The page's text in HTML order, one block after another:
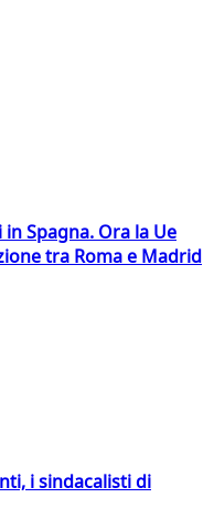
Spagna. Ora la Ue
tra Roma e Madrid
i sindacalisti di